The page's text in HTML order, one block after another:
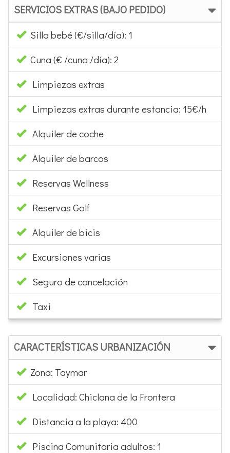
SERVICIOS EXTRAS (BAJO PEDIDO)
Silla bebé (€/silla/día): 1
Cuna (€ /cuna /día): 2
Limpiezas extras
Limpiezas extras durante estancia: 15€/h
Alquiler de coche
Alquiler de barcos
Reservas Wellness
Reservas Golf
Alquiler de bicis
Excursiones varias
Seguro de cancelación
Taxi
CARACTERÍSTICAS URBANIZACIÓN
Zona: Taymar
Localidad: Chiclana de la Frontera
Distancia a la playa: 400
Piscina Comunitaria adultos: 1